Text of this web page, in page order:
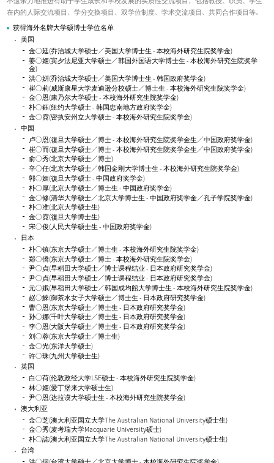
在内的人际交流项目、学分交换项目、双学位制度、学术交流项目、共同合作项目等。
获得海外名牌大学硕博士学位名单
美国
金○廷(乔治城大学硕士／美国大学博士生 - 本校海外研究生院奖学金)
姜○姬(宾夕法尼亚大学硕士／韩国外国语大学博士生 - 本校海外研究生院奖学
金)
洪○姸(乔治城大学硕士／美国大学博士生 - 韩国政府奖学金)
崔○莉(威斯康星大学麦迪逊分校硕士／博士生 - 本校海外研究生院奖学金)
金○恩(康乃尔大学硕士 - 本校海外研究生院奖学金)
朴○鈺(纽约大学硕士 - 韩国忠南地方政府奖学金)
金○霓(密执安州立大学硕士 - 本校海外研究生院奖学金)
中国
卢○恩(復旦大学硕士／博士 - 本校海外研究生院奖学金生／中国政府奖学金)
崔○而(復旦大学硕士／博士 - 本校海外研究生院奖学金生／中国政府奖学金)
俞○秀(北京大学硕士／博士)
辛○任(北京大学硕士／韩国金刚大学博士生 - 本校海外研究生院奖学金)
郭○姬(復旦大学硕士 - 中国政府奖学金)
朴○厚(北京大学硕士／博士生 - 中国政府奖学金)
金○修(清华大学硕士／北京大学博士生 - 中国政府奖学金／孔子学院奖学金)
朴○准(北京大学硕士生)
金○霓(復旦大学博士生)
宋○俊(人民大学硕士生 - 中国政府奖学金)
日本
朴○镇(东京大学硕士／博士生 - 本校海外研究生院奖学金)
郑○僑(东京大学硕士／博士 - 本校海外研究生院奖学金)
尹○貞(早稻田大学硕士／博士课程结业 - 日本政府研究奖学金)
尹○貞(早稻田大学硕士／博士课程结业 - 日本政府研究奖学金)
元○娥(早稻田大学硕士／韩国成均館大学博士生 - 本校海外研究生院奖学金)
赵○鯠(御茶水女子大学硕士／博士生 - 日本政府研究奖学金)
曹○恩(东京大学硕士／博士生 - 日本政府研究奖学金)
孙○娜(千叶大学硕士／博士生 - 日本政府研究奖学金)
李○恩(大阪大学硕士／博士生 - 日本政府研究奖学金)
刘○蓉(东京大学硕士／博士生)
金○光(东洋大学硕士)
许○珠(九州大学硕士生)
英国
白○荷(伦敦政经大学LSE硕士 - 本校海外研究生院奖学金)
林○姬(爱丁堡来大学硕士生)
尹○恩(达拉谟大学硕士生 - 本校海外研究生院奖学金)
澳大利亚
金○芝(澳大利亚国立大学The Australian National University硕士生)
金○秀(麦考瑞大学Macquarie University硕士)
朴○誌(澳大利亚国立大学The Australian National University硕士生)
台湾